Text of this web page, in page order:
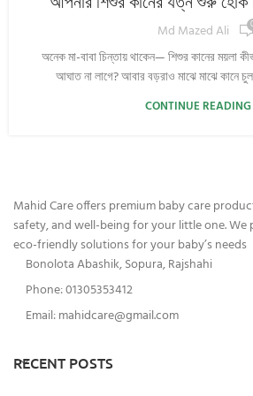
Md Mazed Ali
অনেক মা-বাবা চিন্তায় থাকেন— শিশুর কানের ময়লা
আঘাত না লাগে? আবার বড়রাও মাঝে মাঝে কানে
CONTINUE READING
Mahid Care offers premium baby care
safety, and well-being for your little one.
eco-friendly solutions for your baby’s needs
Bonolota Abashik, Sopura, Rajshahi
Phone: 01305353412
Email:mahidcare@gmail.com
RECENT POSTS